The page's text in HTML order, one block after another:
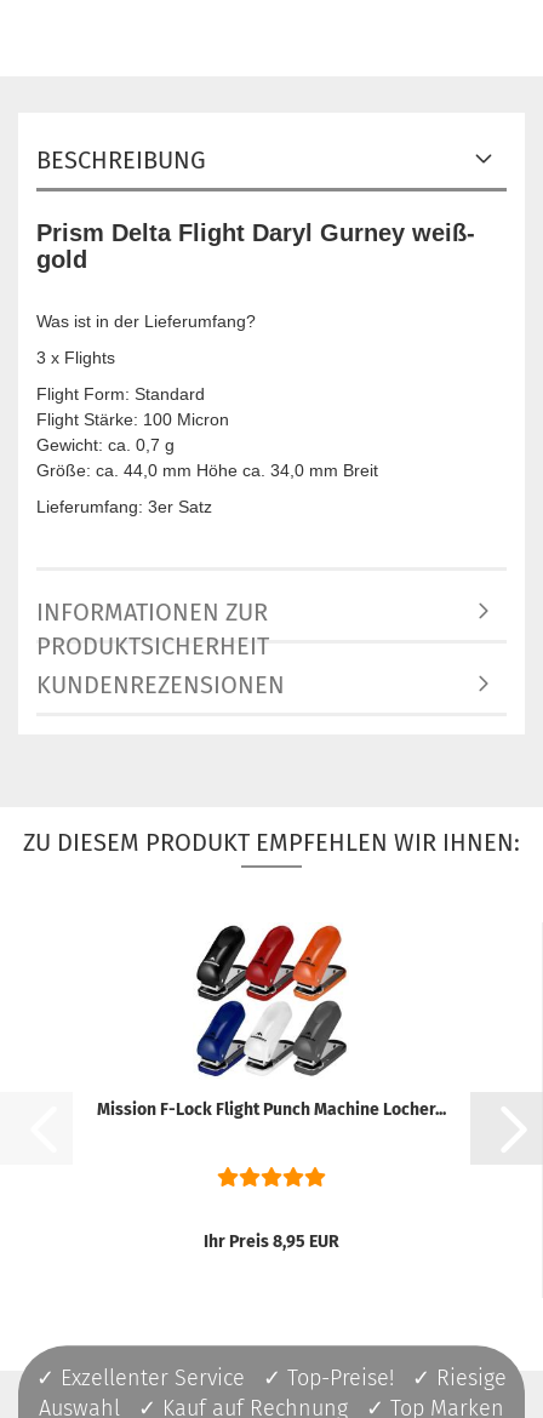
BESCHREIBUNG
Prism Delta Flight Daryl Gurney weiß-
gold
Was ist in der Lieferumfang?
3 x Flights
Flight Form: Standard
Flight Stärke: 100 Micron
Gewicht: ca. 0,7 g
Größe: ca. 44,0 mm Höhe ca. 34,0 mm Breit
Lieferumfang: 3er Satz
INFORMATIONEN ZUR
PRODUKTSICHERHEIT
KUNDENREZENSIONEN
ZU DIESEM PRODUKT EMPFEHLEN WIR IHNEN:
Mission F-Lock Flight Punch Machine Locher...
Ihr Preis 8,95 EUR
✓ Exzellenter Service ✓ Top-Preise! ✓ Riesige
Auswahl ✓ Kauf auf Rechnung ✓ Top Marken